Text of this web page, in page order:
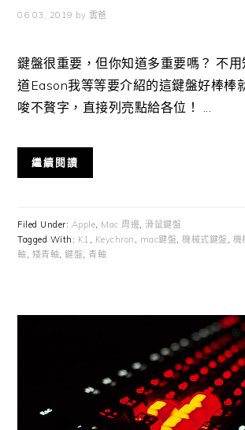
06 03, 2019 by 雲爸
鍵盤很重要，但你知道多重要嗎？ 不
道Eason我等等要介紹的這鍵盤好棒
唆不贅字，直接列亮點給各位！ ...
繼續閱讀
Filed Under: Apple, Mac 周邊, 滑鼠鍵盤
Tagged With: K1 , Keychron , mac鍵盤,機械式鍵盤, 機
軸 , 矮青軸,鍵盤, 青軸